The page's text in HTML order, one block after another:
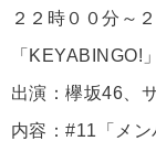
２２時００分～
「KEYABINGO!
出演：欅坂46、
内容：#11「メ